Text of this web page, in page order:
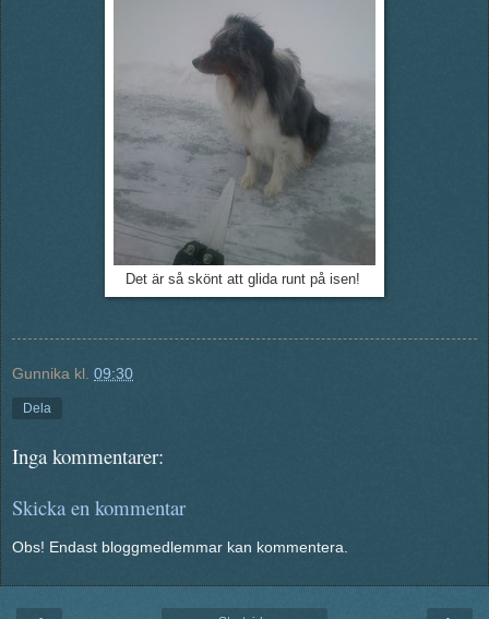
Det är så skönt att glida runt på isen!
Gunnika kl. 09:30
Dela
Inga kommentarer:
Skicka en kommentar
Obs! Endast bloggmedlemmar kan kommentera.